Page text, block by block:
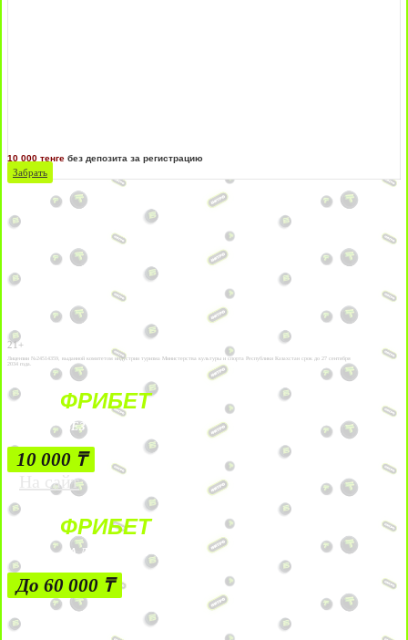
10 000 тенге без депозита за регистрацию
Забрать
21+
Лицензии №24514359, выданной комитетом индустрии туризма Министерства культуры и спорта Республики Казахстан срок до 27 сентября
2034 года.
ФРИБЕТ
БЕЗ УСЛОВИЙ
10 000 ₸
На сайт
ФРИБЕТ
ЗА ДЕПОЗИТЫ
До 60 000 ₸